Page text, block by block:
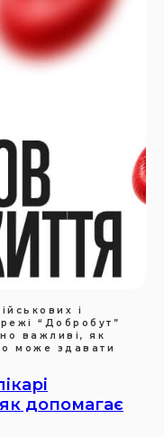
і
“Добробут”
важливі, як
може здавати
допомагає